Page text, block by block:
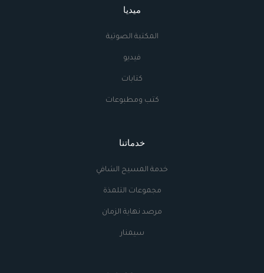
ميديا
المكتبة الصوتية
فيديو
كتابات
كتب ومطبوعات
خدماتنا
خدمة المسيح الشافي
مجموعات التلمذة
مرصد نهاية الزمان
سيمنار